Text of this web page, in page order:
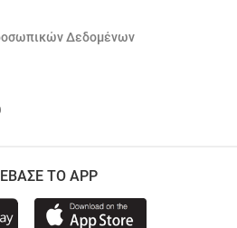
Δεδομένων
ΤΟ APP